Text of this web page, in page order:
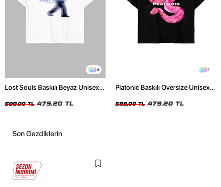
4
Lost Souls Baskılı Beyaz Unisex
599,00 TL 479,20 TL
2
Platonic Baskılı Oversize Unisex
599,00 TL 479,20 TL
Son Gezdiklerin